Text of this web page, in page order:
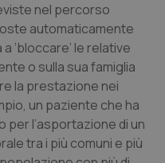
Trento
Ulcerosa
neurodegenerative
nel percorso
automaticamente
‘bloccare’ le relative
o sulla sua famiglia
la prestazione nei
un paziente che ha
l’asportazione di un
tra i più comuni e più